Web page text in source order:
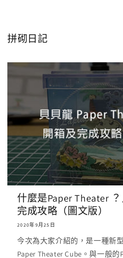
拼砌日記
什麼是Paper Theater
完成攻略（圖文版）
2020年9月25日
今次為大家介紹的，是一種新
Paper Theater Cube。與一般